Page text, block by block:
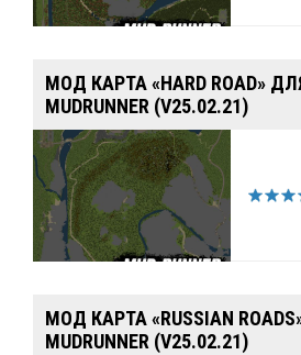
МОД КАРТА «HARD ROAD»
MUDRUNNER (V25.02.21)
МОД КАРТА «RUSSIAN
MUDRUNNER (V25.02.21)